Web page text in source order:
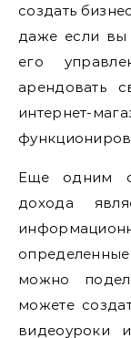
создать
даже если вы
его
арендовать
Еще одним
дохода
можно
можете
видеоуроки